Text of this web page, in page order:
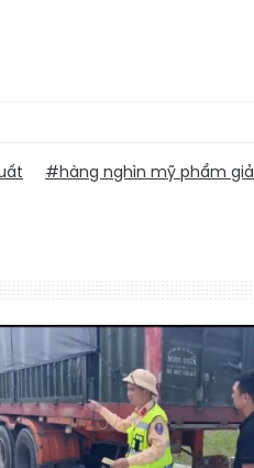
#hàng nghìn mỹ phẩm giả